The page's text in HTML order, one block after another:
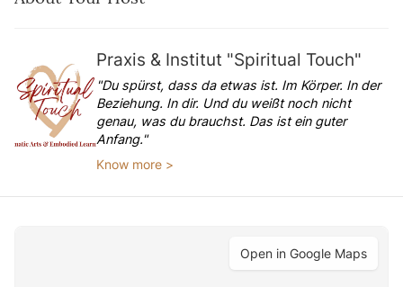
Praxis & Institut "Spiritual Touch"
"Du spürst, dass da etwas ist. Im Körper. In der
Beziehung. In dir. Und du weißt noch nicht
genau, was du brauchst. Das ist ein guter
Anfang."
Know more >
Open in Google Maps